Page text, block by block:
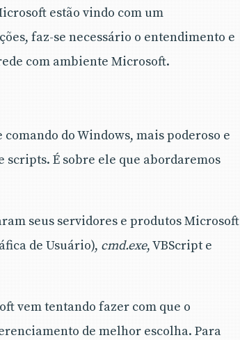
estão vindo com um
faz-se necessário o entendimento e
com ambiente Microsoft.
do Windows, mais poderoso e
É sobre ele que abordaremos
seus servidores e produtos Microsoft
de Usuário), cmd.exe, VBScript e
vem tentando fazer com que o
de melhor escolha. Para